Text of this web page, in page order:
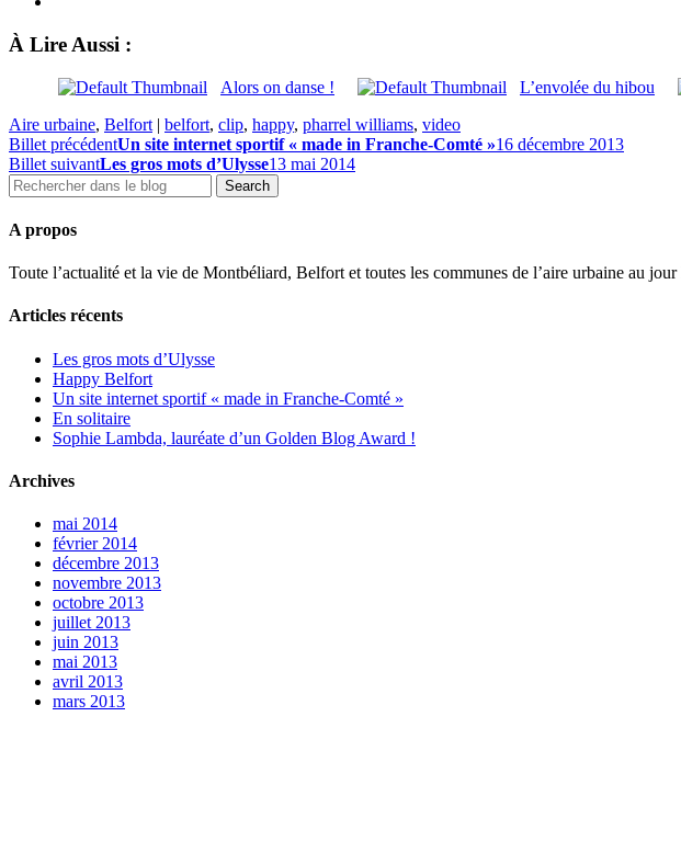
À Lire Aussi :
Alors on danse ! L’envolée du hibou
Aire urbaine, Belfort | belfort, clip, happy, pharrel williams, video
Billet précédentUn site internet sportif « made in Franche-Comté »16 décembre 2013
Billet suivantLes gros mots d’Ulysse13 mai 2014
A propos
Toute l’actualité et la vie de Montbéliard, Belfort et toutes les communes de l’aire urbaine au
Articles récents
Les gros mots d’Ulysse
Happy Belfort
Un site internet sportif « made in Franche-Comté »
En solitaire
Sophie Lambda, lauréate d’un Golden Blog Award !
Archives
mai 2014
février 2014
décembre 2013
novembre 2013
octobre 2013
juillet 2013
juin 2013
mai 2013
avril 2013
mars 2013